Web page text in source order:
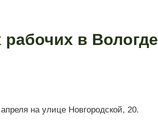
в Вологде
на улице Новгородской, 20.